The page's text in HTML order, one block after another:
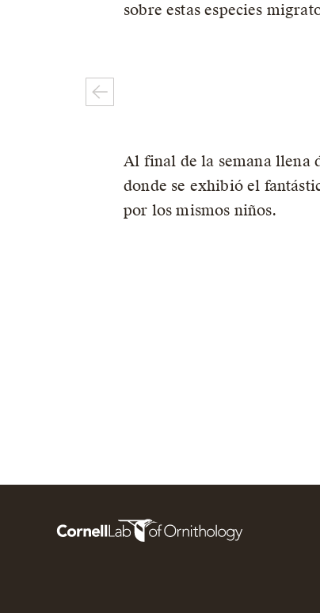
sobre estas especies
Al final de la semana llena
donde se exhibió el
por los mismos niños.